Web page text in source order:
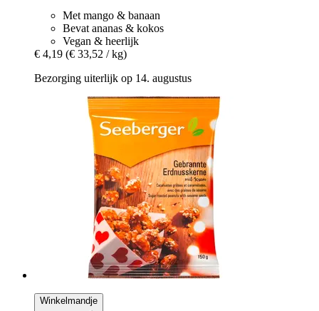
Met mango & banaan
Bevat ananas & kokos
Vegan & heerlijk
€ 4,19 (€ 33,52 / kg)
Bezorging uiterlijk op 14. augustus
Winkelmandje